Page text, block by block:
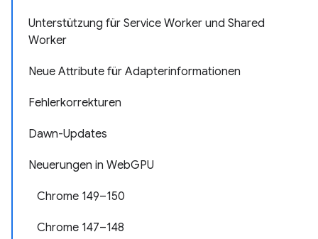
Unterstützung für Service Worker und Shared
Worker
Neue Attribute für Adapterinformationen
Fehlerkorrekturen
Dawn-Updates
Neuerungen in WebGPU
Chrome 149–150
Chrome 147–148